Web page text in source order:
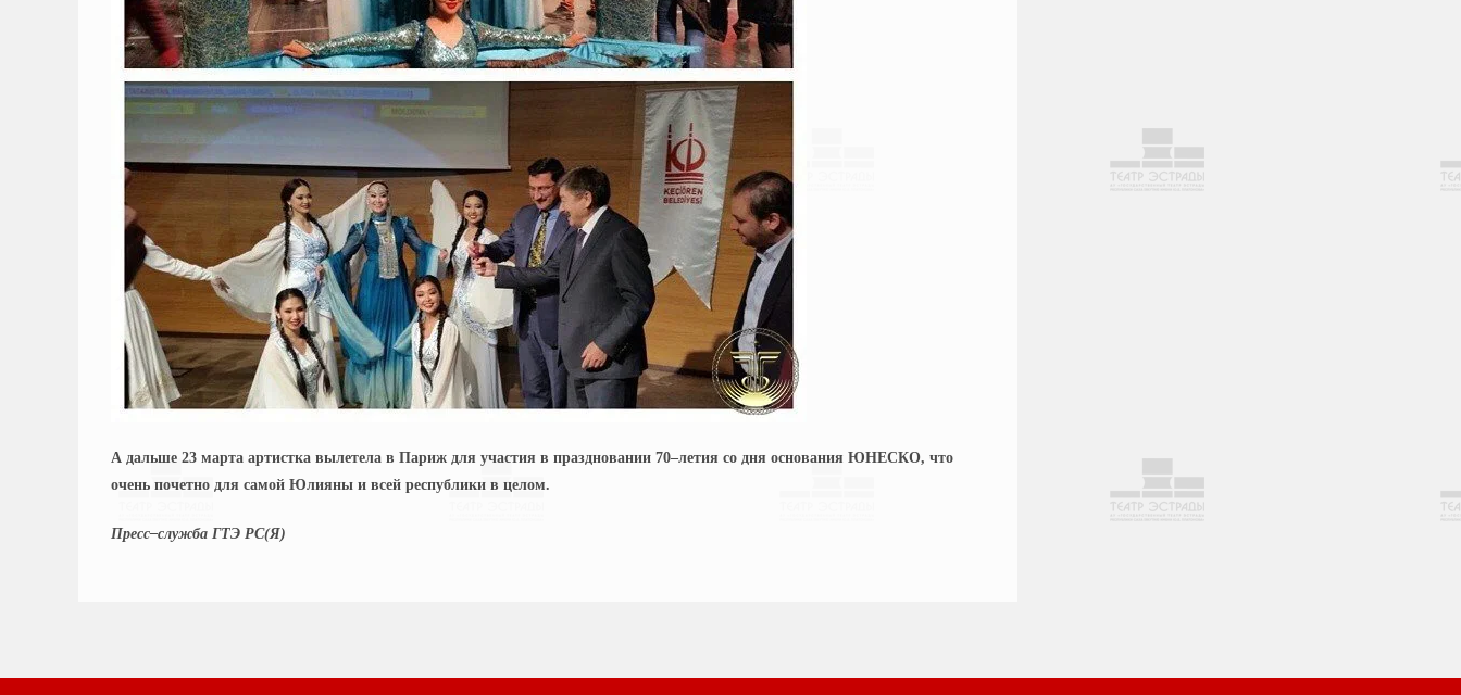
А дальше 23 марта артистка вылетела в Париж для участия в праздновании 70–летия со дня основания ЮНЕСКО, что
очень почетно для самой Юлияны и всей республики в целом.
Пресс–служба ГТЭ РС(Я)